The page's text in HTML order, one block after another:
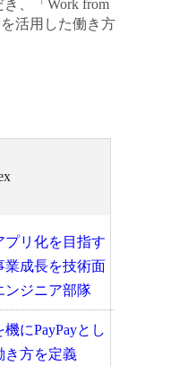
、「Work from
活用した働き方
プリ化を目指す
業成長を技術面
ンジニア部隊
にPayPayとし
き方を定義